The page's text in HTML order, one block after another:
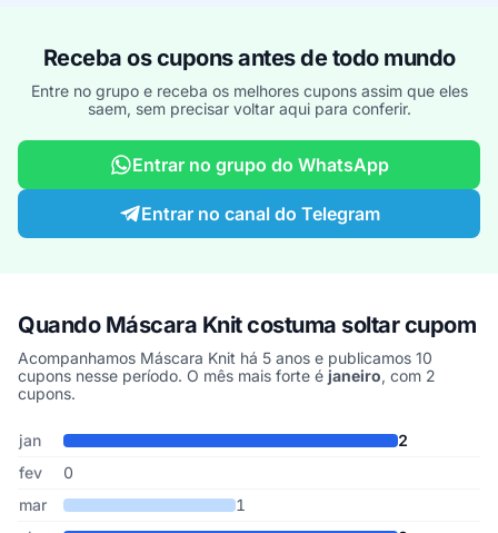
Receba os cupons antes de todo mundo
Entre no grupo e receba os melhores cupons assim que eles
saem, sem precisar voltar aqui para conferir.
Entrar no grupo do WhatsApp
Entrar no canal do Telegram
Quando Máscara Knit costuma soltar cupom
Acompanhamos Máscara Knit há 5 anos e publicamos 10
cupons nesse período. O mês mais forte é janeiro, com 2
cupons.
Cupons de Máscara Knit publicados por mês, somando os
Mês Cupons publicadosDesconto médio
jan
2
fev
0
mar
1